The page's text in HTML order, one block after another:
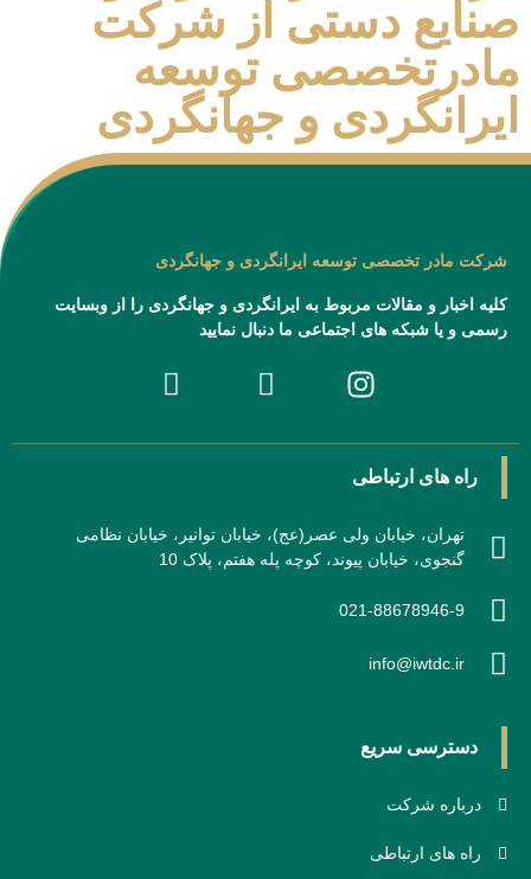
صنایع دستی از شرکت
مادرتخصصی توسعه
ایرانگردی و جهانگردی
شرکت مادر تخصصی توسعه ایرانگردی و جهانگردی
کلیه اخبار و مقالات مربوط به ایرانگردی و جهانگردی را از وبسایت
رسمی و یا شبکه های اجتماعی ما دنبال نمایید
راه های ارتباطی
تهران، خیابان ولی عصر(عج)، خیابان توانیر، خیابان نظامی
گنجوی، خیابان پیوند، کوچه پله هفتم، پلاک 10
021-88678946-9
info@iwtdc.ir
دسترسی سریع
درباره شرکت
راه های ارتباطی